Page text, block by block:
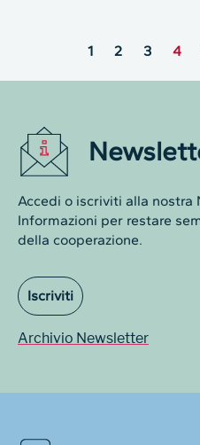
1 2 3 4
Accedi o iscriviti alla nostra
Informazioni per restare
della cooperazione.
Iscriviti
Archivio Newsletter